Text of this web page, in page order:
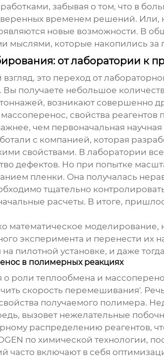
забывая о том, что в
временем решений. Или,
новые возможности. В
мыслями, которые накопились за
от лаборатории к
это переход от
получаете небольшое
тоннажей, возникают совершенно
свойства реагентов
чем первоначальная
с компанией, которая
свойствами. В лаборатории
дефектов. Но при попытке
пленки. Она получалась
тщательно
расчеты. В итоге,
математическое
эксперимента и перенести
пилотной установке, и даже
в полимерных реакциях
о роли теплообмена и
скорость перемешивания'.
получаемого полимера.
вызовет нежелательные
распределению реагентов,
по химической технологии,
часто включают в себя